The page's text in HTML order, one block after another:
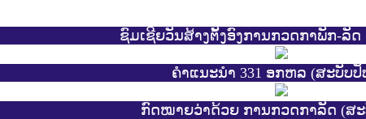
ຊົມເຊີຍວັນສ້າງຕັ້ງອົງການກວດກາພັກ-ລັດ
ຄຳແນະນຳ 331 ອກຫລ (ສະບັບປັ
ກົດໝາຍວ່າດ້ວຍ ການກວດກາລັດ (ສະ